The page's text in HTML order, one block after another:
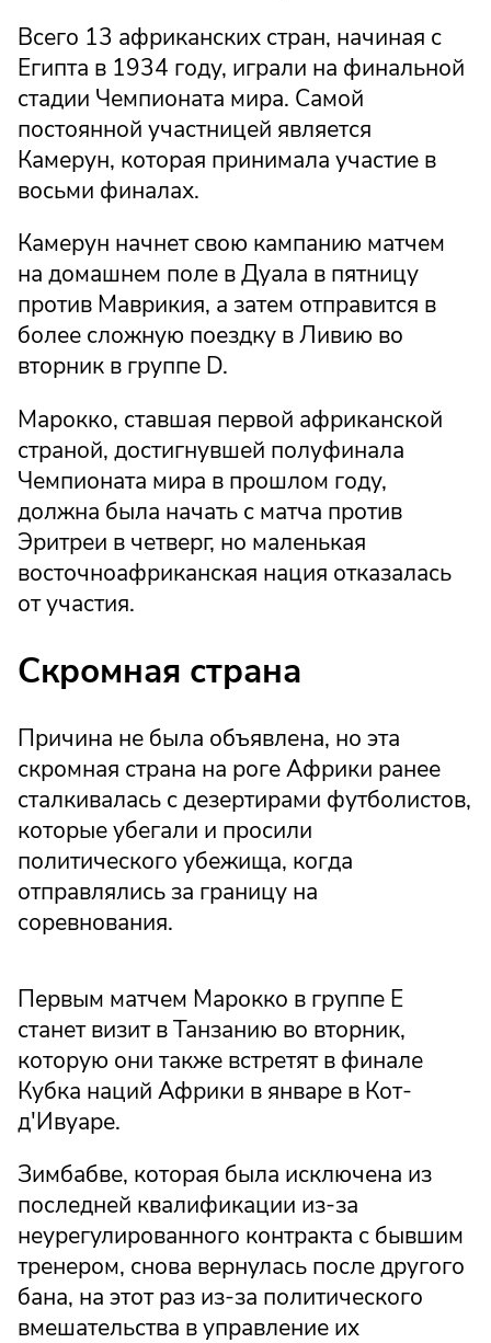
Всего 13 африканских стран, начиная с
Египта в 1934 году, играли на финальной
стадии Чемпионата мира. Самой
постоянной участницей является
Камерун, которая принимала участие в
восьми финалах.
Камерун начнет свою кампанию матчем
на домашнем поле в Дуала в пятницу
против Маврикия, а затем отправится в
более сложную поездку в Ливию во
вторник в группе D.
Марокко, ставшая первой африканской
страной, достигнувшей полуфинала
Чемпионата мира в прошлом году,
должна была начать с матча против
Эритреи в четверг, но маленькая
восточноафриканская нация отказалась
от участия.
Скромная страна
Причина не была объявлена, но эта
скромная страна на роге Африки ранее
сталкивалась с дезертирами футболистов,
которые убегали и просили
политического убежища, когда
отправлялись за границу на
соревнования.
Первым матчем Марокко в группе E
станет визит в Танзанию во вторник,
которую они также встретят в финале
Кубка наций Африки в январе в Кот-
д'Ивуаре.
Зимбабве, которая была исключена из
последней квалификации из-за
неурегулированного контракта с бывшим
тренером, снова вернулась после другого
бана, на этот раз из-за политического
вмешательства в управление их